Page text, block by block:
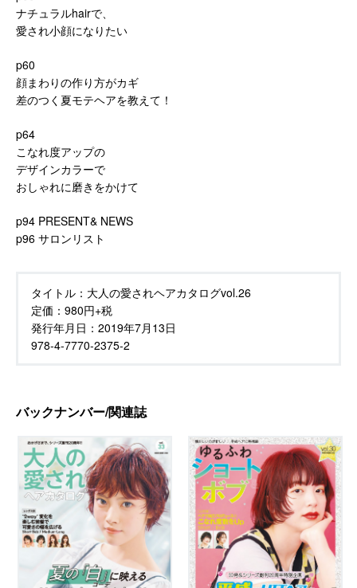
ナチュラルhairで、
愛され小顔になりたい
p60
顔まわりの作り方がカギ
差のつく夏モテヘアを教えて！
p64
こなれ度アップの
デザインカラーで
おしゃれに磨きをかけて
p94 PRESENT& NEWS
p96 サロンリスト
タイトル： 大人の愛されヘアカタログvol.26
定価： 980円+税
発行年月日： 2019年7月13日
978-4-7770-2375-2
バックナンバー/関連誌